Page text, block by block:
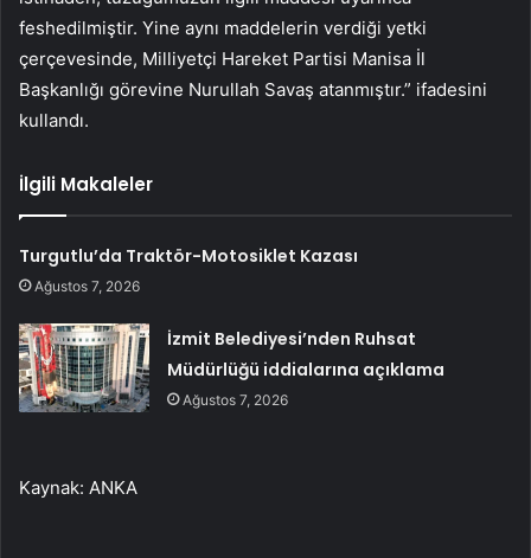
feshedilmiştir. Yine aynı maddelerin verdiği yetki
çerçevesinde, Milliyetçi Hareket Partisi Manisa İl
Başkanlığı görevine Nurullah Savaş atanmıştır.” ifadesini
kullandı.
İlgili Makaleler
Turgutlu’da Traktör-Motosiklet Kazası
Ağustos 7, 2026
İzmit Belediyesi’nden Ruhsat
Müdürlüğü iddialarına açıklama
Ağustos 7, 2026
Kaynak: ANKA